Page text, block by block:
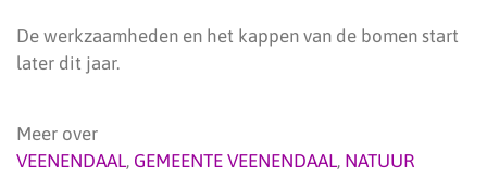
De werkzaamheden en het kappen van de bomen start
later dit jaar.
Meer over
VEENENDAAL, GEMEENTE VEENENDAAL, NATUUR